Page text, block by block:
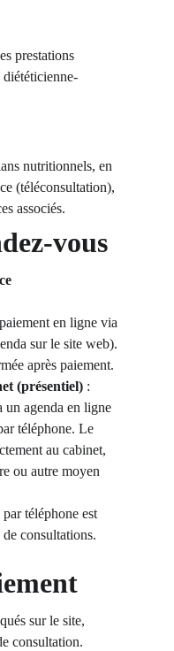
prestations
diététicienne-
nutritionnels, en
(téléconsultation),
associés.
vous
en ligne via
sur le site web).
après paiement.
(présentiel) :
un agenda en ligne
téléphone. Le
au cabinet,
ou autre moyen
téléphone est
consultations.
sur le site,
consultation.